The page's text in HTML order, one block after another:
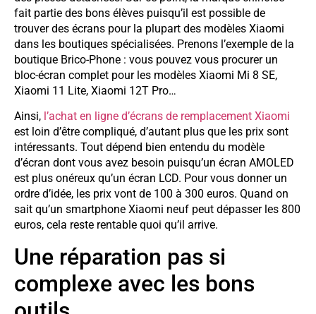
fait partie des bons élèves puisqu’il est possible de
trouver des écrans pour la plupart des modèles Xiaomi
dans les boutiques spécialisées. Prenons l’exemple de la
boutique Brico-Phone : vous pouvez vous procurer un
bloc-écran complet pour les modèles Xiaomi Mi 8 SE,
Xiaomi 11 Lite, Xiaomi 12T Pro…
Ainsi, l’achat en ligne d’écrans de remplacement Xiaomi
est loin d’être compliqué, d’autant plus que les prix sont
intéressants. Tout dépend bien entendu du modèle
d’écran dont vous avez besoin puisqu’un écran AMOLED
est plus onéreux qu’un écran LCD. Pour vous donner un
ordre d’idée, les prix vont de 100 à 300 euros. Quand on
sait qu’un smartphone Xiaomi neuf peut dépasser les 800
euros, cela reste rentable quoi qu’il arrive.
Une réparation pas si
complexe avec les bons